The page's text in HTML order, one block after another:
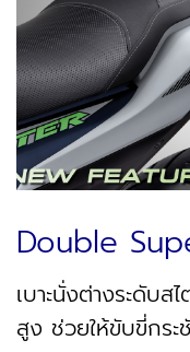
Double
เบาะนั่งต่างระดับ
สูง ช่วยให้ขับขี่กร